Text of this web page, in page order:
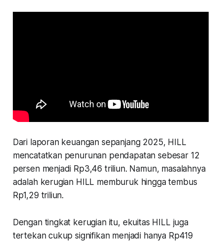
Dari laporan keuangan sepanjang 2025, HILL
mencatatkan penurunan pendapatan sebesar 12
persen menjadi Rp3,46 triliun. Namun, masalahnya
adalah kerugian HILL memburuk hingga tembus
Rp1,29 triliun.
Dengan tingkat kerugian itu, ekuitas HILL juga
tertekan cukup signifikan menjadi hanya Rp419